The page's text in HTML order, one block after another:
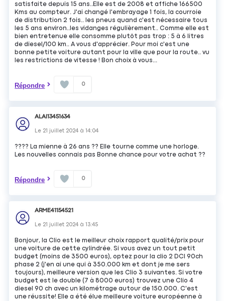
satisfaite depuis 15 ans..Elle est de 2008 et affiche 166500
Kms au compteur. J'ai changé l'embrayage 1 fois, la courroie
de distribution 2 fois.. les pneus quand c'est nécessaire tous
les 5 ans environ..les vidanges régulièrement.. Comme elle est
bien entretenue elle consomme plutôt pas trop : 5 à 6 litres
de diesel/100 km.. A vous d'apprécier. Pour moi c'est une
bonne petite voiture autant pour la ville que pour la route.. vu
les restrictions de vitesse ! Bon choix à vous...
Répondre 0
ALAI13451634
Le 21 juillet 2024 à14:04
???? La mienne à 26 ans ?? Elle tourne comme une horloge.
Les nouvelles connais pas Bonne chance pour votre achat ??
Répondre 0
ARME41154521
Le 21 juillet 2024 à13:45
Bonjour, la Clio est le meilleur choix rapport qualité/prix pour
une voiture de cette cylindrée. Si vous avez un tout petit
budget (moins de 3500 euros), optez pour la clio 2 DCI 90ch
phase 2 (j'en ai une qui à 350.000 km et dont je me sers
toujours), meilleure version que les Clio 3 suivantes. Si votre
budget est le double (7 à 8000 euros) trouvez une Clio 4
diesel 90 ch avec un kilométrage autour de 150.000. C'est
une réussite! Elle a été élue meilleure voiture européenne à